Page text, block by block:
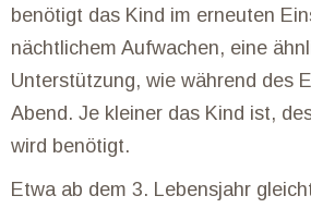
benötigt das Kind im erneuten
nächtlichem Aufwachen, eine
Unterstützung, wie während des
Abend. Je kleiner das Kind ist,
wird benötigt.
Etwa ab dem 3. Lebensjahr